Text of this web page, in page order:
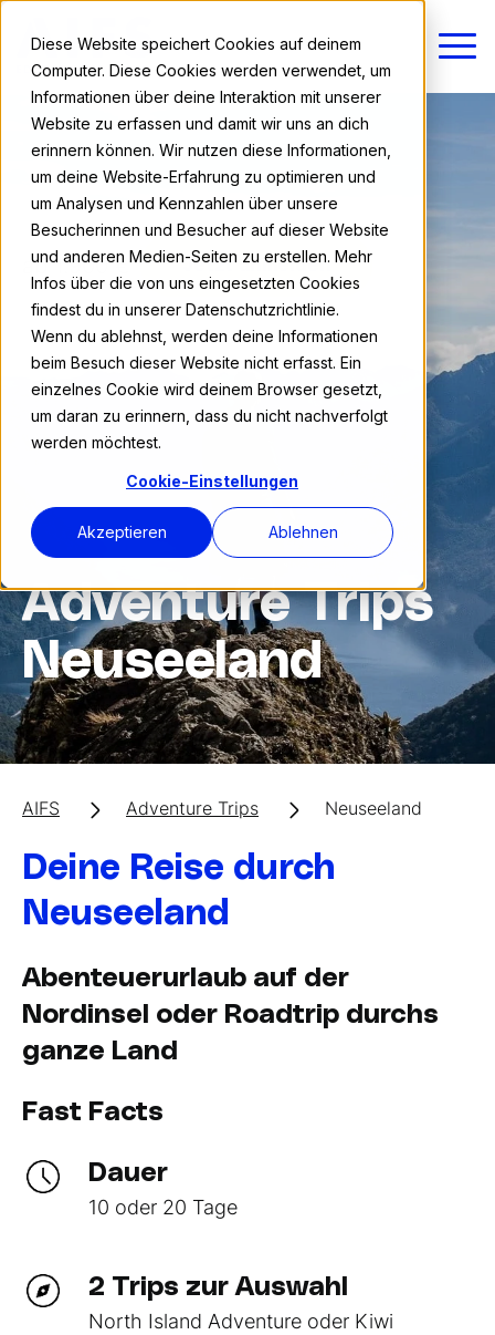
Diese Website speichert Cookies auf deinem
Computer. Diese Cookies werden verwendet, um
Informationen über deine Interaktion mit unserer
Website zu erfassen und damit wir uns an dich
erinnern können. Wir nutzen diese Informationen,
um deine Website-Erfahrung zu optimieren und
um Analysen und Kennzahlen über unsere
Besucherinnen und Besucher auf dieser Website
und anderen Medien-Seiten zu erstellen. Mehr
Infos über die von uns eingesetzten Cookies
findest du in unserer Datenschutzrichtlinie.
Wenn du ablehnst, werden deine Informationen
beim Besuch dieser Website nicht erfasst. Ein
einzelnes Cookie wird deinem Browser gesetzt,
um daran zu erinnern, dass du nicht nachverfolgt
werden möchtest.
Cookie-Einstellungen
Akzeptieren Ablehnen
ab 1.900 € Jetzt anmelden
Adventure Trips
Neuseeland
AIFS Adventure Trips Neuseeland
Deine Reise durch
Neuseeland
Abenteuerurlaub auf der
Nordinsel oder Roadtrip durchs
ganze Land
Fast Facts
Dauer
10 oder 20 Tage
2 Trips zur Auswahl
North Island Adventure oder Kiwi